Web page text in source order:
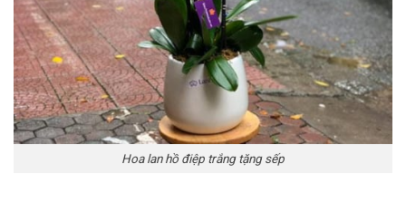
Hoa lan hồ điệp trắng tặng sếp